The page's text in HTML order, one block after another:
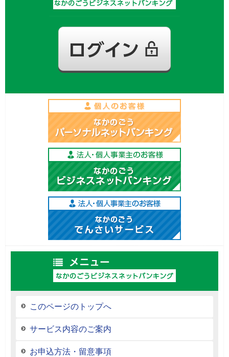
このページのトップへ
サービス内容のご案内
お申込方法・留意事項